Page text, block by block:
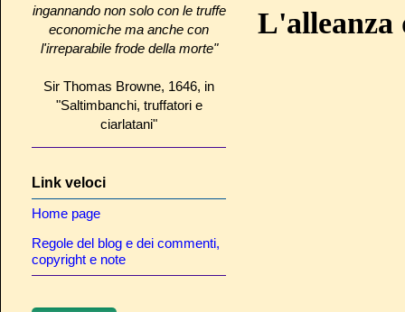
L'alleanza
ingannando non solo con le truffe
economiche ma anche con
l'irreparabile frode della morte"
Sir Thomas Browne, 1646, in
"Saltimbanchi, truffatori e
ciarlatani"
Link veloci
Home page
Regole del blog e dei commenti,
copyright e note